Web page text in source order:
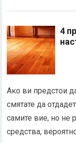
4
Ако ви предстои
смятате да
самите вие, но не
средства,